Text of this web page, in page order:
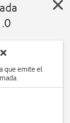
que emite el